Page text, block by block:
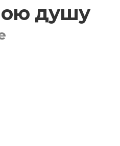
душу